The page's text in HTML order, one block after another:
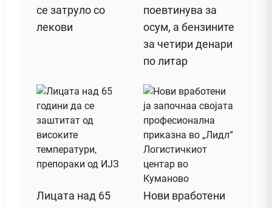
се затруло со
лекови
поeвтинува за
осум, а бензините
за четири денари
по литар
Лицата над 65
Нови вработени